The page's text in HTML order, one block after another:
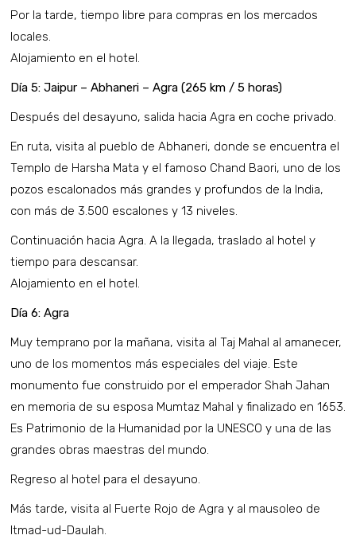
Por la tarde, tiempo libre para compras en los mercados
locales.
Alojamiento en el hotel.
Día 5: Jaipur – Abhaneri – Agra (265 km / 5 horas)
Después del desayuno, salida hacia Agra en coche privado.
En ruta, visita al pueblo de Abhaneri, donde se encuentra el
Templo de Harsha Mata y el famoso Chand Baori, uno de los
pozos escalonados más grandes y profundos de la India,
con más de 3.500 escalones y 13 niveles.
Continuación hacia Agra. A la llegada, traslado al hotel y
tiempo para descansar.
Alojamiento en el hotel.
Día 6: Agra
Muy temprano por la mañana, visita al Taj Mahal al amanecer,
uno de los momentos más especiales del viaje. Este
monumento fue construido por el emperador Shah Jahan
en memoria de su esposa Mumtaz Mahal y finalizado en 1653.
Es Patrimonio de la Humanidad por la UNESCO y una de las
grandes obras maestras del mundo.
Regreso al hotel para el desayuno.
Más tarde, visita al Fuerte Rojo de Agra y al mausoleo de
Itmad-ud-Daulah.